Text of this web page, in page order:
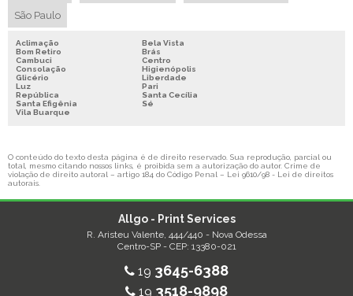
VENDA DE TONER EM AMERICANA
VENDA DE TONER PARA IMPRESSORA
São Paulo
Aclimação
Bela Vista
Bom Retiro
Brás
Cambuci
Centro
Consolação
Higienópolis
Glicério
Liberdade
Luz
Pari
República
Santa Cecília
Santa Efigênia
Sé
Vila Buarque
O conteúdo do texto desta página é de direito reservado. Sua reprodução, parcial ou
total, mesmo citando nossos links, é proibida sem a autorização do autor. Crime de
violação de direito autoral – artigo 184 do Código Penal – Lei 9610/98 - Lei de direitos
autorais
Allgo - Print Services
R. Aristeu Valente, 444/440 - Nova Odessa
Centro-SP - CEP: 13380-021
19 3645-6388
19 3518-9898